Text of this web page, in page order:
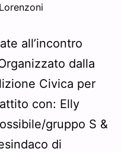
all’incontro
dalla
Civica per
con: Elly
gruppo S &
di